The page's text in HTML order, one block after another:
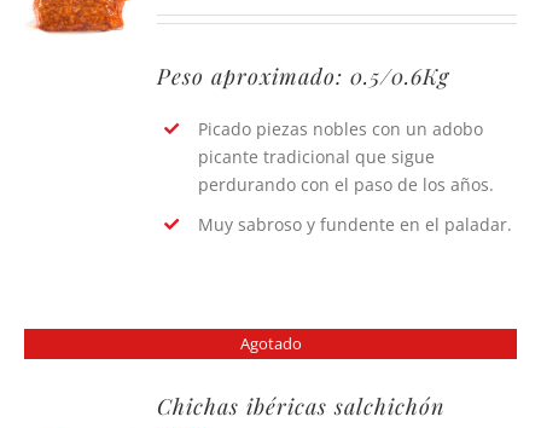
Peso aproximado: 0.5/0.6Kg
Picado piezas nobles con un adobo
picante tradicional que sigue
perdurando con el paso de los años.
Muy sabroso y fundente en el paladar.
Agotado
Chichas ibéricas salchichón